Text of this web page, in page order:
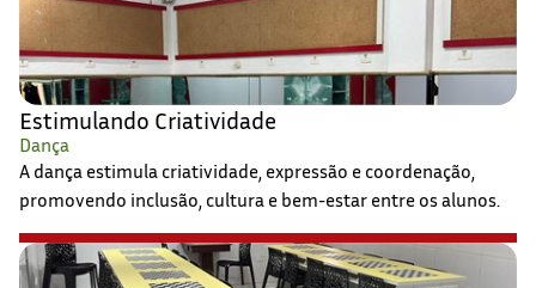
Estimulando Criatividade
Dança
A dança estimula criatividade, expressão e coordenação,
promovendo inclusão, cultura e bem-estar entre os alunos.